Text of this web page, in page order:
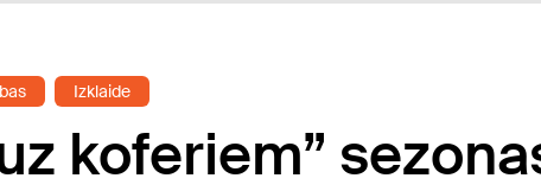
Izklaide
koferiem”